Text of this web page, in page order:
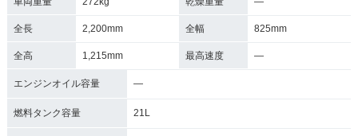
全長 2,200mm 全幅 825mm
全高 1,215mm 最高速度 ―
エンジンオイル容量 ―
燃料タンク容量 21L